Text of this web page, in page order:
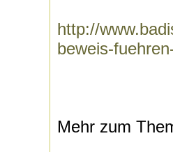
http://
beweis-
Mehr zum